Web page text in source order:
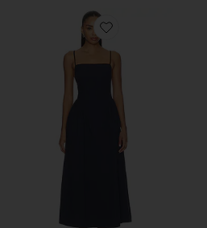
Favorite ПЛАТЬЕ SADEE